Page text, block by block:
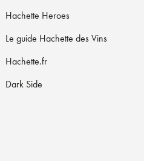
Hachette Heroes
Le guide Hachette des Vins
Hachette.fr
Dark Side